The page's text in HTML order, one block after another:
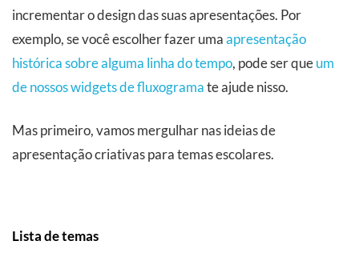
incrementar o design das suas apresentações. Por
exemplo, se você escolher fazer umaapresentação
histórica sobre alguma linha do tempo, pode ser queum
de nossos widgets de fluxogramate ajude nisso.
Mas primeiro, vamos mergulhar nas ideias de
apresentação criativas para temas escolares.
Lista de temas